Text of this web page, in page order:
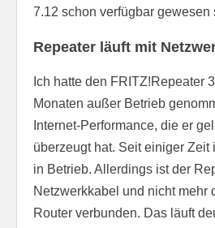
7.12 schon verfügbar gewesen
Repeater läuft mit
Ich hatte den FRITZ!Repeater
Monaten außer Betrieb
Internet-Performance, die er
überzeugt hat. Seit einiger Zeit
in Betrieb. Allerdings ist der
Netzwerkkabel und nicht mehr
Router verbunden. Das läuft